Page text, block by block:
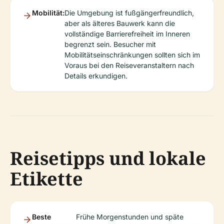
Mobilität:Die Umgebung ist fußgängerfreundlich,
aber als älteres Bauwerk kann die
vollständige Barrierefreiheit im Inneren
begrenzt sein. Besucher mit
Mobilitätseinschränkungen sollten sich im
Voraus bei den Reiseveranstaltern nach
Details erkundigen.
Reisetipps und lokale
Etikette
Beste
Frühe Morgenstunden und späte